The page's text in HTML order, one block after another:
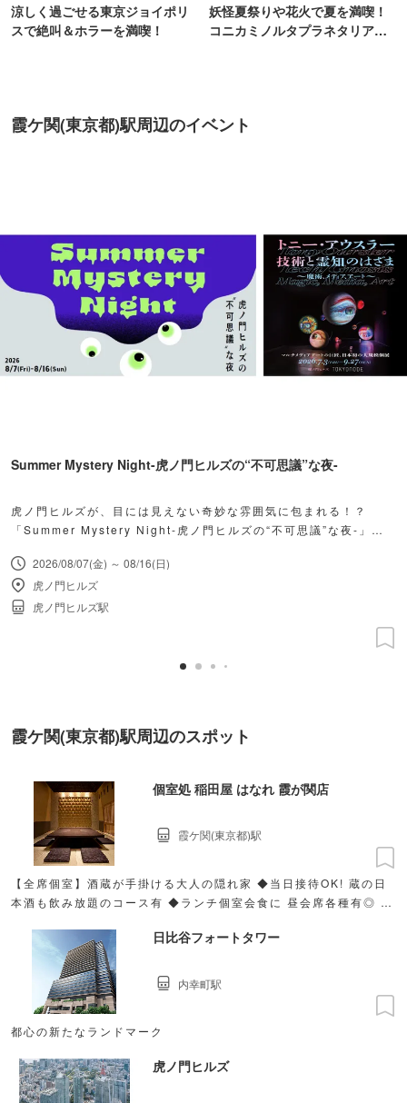
涼しく過ごせる東京ジョイポリ
スで絶叫＆ホラーを満喫！
妖怪夏祭りや花火で夏を満喫！
コニカミノルタプラネタリア
霞ケ関(東京都)駅周辺のイベント
Summer Mystery Night-虎ノ門ヒルズの“不可思議”な夜-
虎ノ門ヒルズが、目には見えない奇妙な雰囲気に包まれる！？
「Summer Mystery Night-虎ノ門ヒルズの“不可思議”な夜-」開
2026/08/07(金) ～ 08/16(日)
虎ノ門ヒルズ
虎ノ門ヒルズ駅
霞ケ関(東京都)駅周辺のスポット
個室処 稲田屋 はなれ 霞が関店
【全席個室】酒蔵が手掛ける大人の隠れ家 ◆当日接待OK! 蔵の日
本酒も飲み放題のコース有 ◆ランチ個室会食に 昼会席各種有◎ ◆
霞ケ関(東京都)駅
日比谷フォートタワー
都心の新たなランドマーク
内幸町駅
虎ノ門ヒルズ